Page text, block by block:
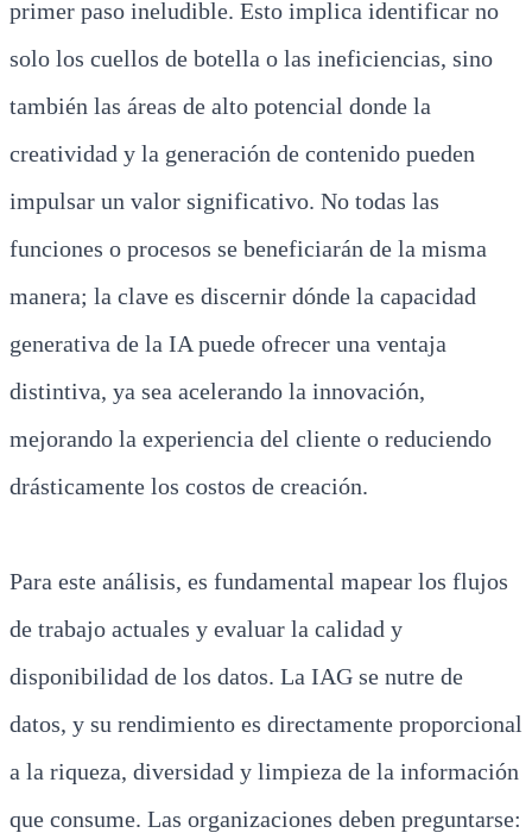
primer paso ineludible. Esto implica identificar no
solo los cuellos de botella o las ineficiencias, sino
también las áreas de alto potencial donde la
creatividad y la generación de contenido pueden
impulsar un valor significativo. No todas las
funciones o procesos se beneficiarán de la misma
manera; la clave es discernir dónde la capacidad
generativa de la IA puede ofrecer una ventaja
distintiva, ya sea acelerando la innovación,
mejorando la experiencia del cliente o reduciendo
drásticamente los costos de creación.
Para este análisis, es fundamental mapear los flujos
de trabajo actuales y evaluar la calidad y
disponibilidad de los datos. La IAG se nutre de
datos, y su rendimiento es directamente proporcional
a la riqueza, diversidad y limpieza de la información
que consume. Las organizaciones deben preguntarse: